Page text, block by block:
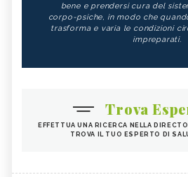
bene e prendersi cura del
corpo-psiche, in modo che
trasforma e varia le condizioni
impreparati.
Trova
EFFETTUA UNA RICERCA NELLA
TROVA IL TUO ESPERTO DI